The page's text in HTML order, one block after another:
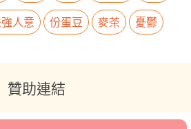
人意 份蛋豆 麥茶 憂鬱
贊助連結